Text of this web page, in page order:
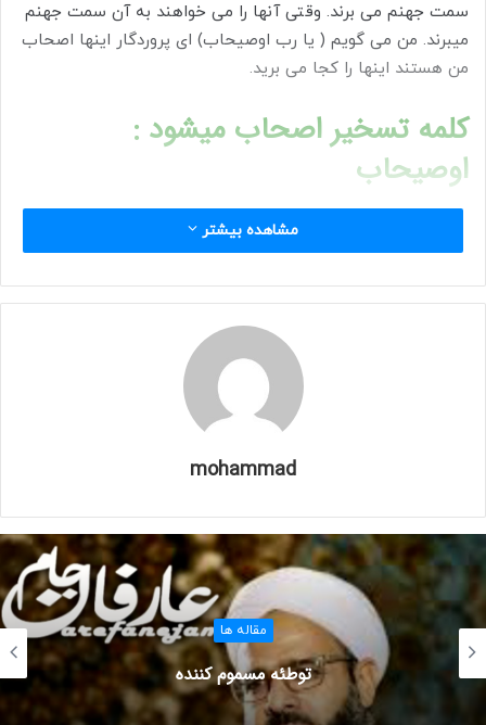
سمت جهنم می برند. وقتی آنها را می خواهند به آن سمت جهنم
میبرند. من می گویم ( یا رب اوصیحاب) ای پروردگار اینها اصحاب
من هستند اینها را کجا می برید.
کلمه تسخیر اصحاب میشود :
اوصیحاب
در این زمان به من ( حضرت محمد(ص) ) گفته می شود، شما
نمیدانید اینها بعد شما چه کردند. من ( حضرت محمد(ص) ) هم در
علیه السلام گفته بود ( و کنت علیهم شهیدا مردمت فیهم )، که
حضر ت عیسی در جواب پروردگار می گوید من تا زمانی که در
میان آنها حضور داشتم من شاهد و گواه بودم. ( فلما توفیتنی
کنت انت الرقیب علیهم)، وقتی من ( حضرت عیسی(ع) ) را به
سمت خودت بردی خودت نگهبان اینها بودی و من در جریان
میدهم که تا زمانی که من در میان اصحابم بودم من شاهد بودم
بعد از آن نمیدانم که آنها چکار کردند. به من ( حضرت محمد(ص)
) گفته می شود که این گروه همچنان بعد از شما ارتداد را پیشه
کردند، از زمانی که شما ( حضرت محمد(ص) ) از آنها جدا شدید
اینها مسیر ارتداد را گرفتند. استدلال (دشمنان اسلام) از این حدیث
این است که اولا واژه (اوصیحاب) اینجا بکار رفته و رسول الله
صلی الله علیه و سلم آنها را اصحاب خودش یاد می کند و می
مشاهده بیشتر
mohammad
مقاله ها
توطئه مسموم کننده